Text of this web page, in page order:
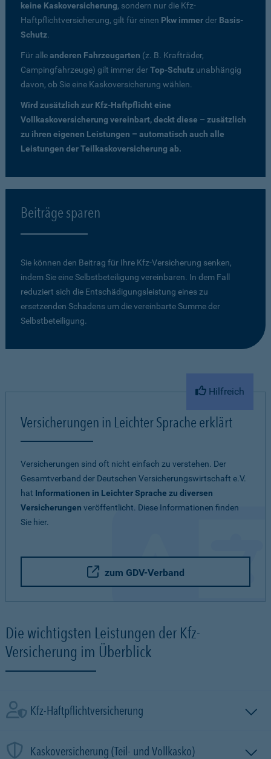
keine Kaskoversicherung, sondern nur die Kfz-
Haftpflichtversicherung, gilt für einen Pkw immerder Basis-
Schutz.
Für alleanderen Fahrzeugarten (z. B. Krafträder,
Campingfahrzeuge) gilt immer derTop-Schutz unabhängig
davon, ob Sie eine Kaskoversicherung wählen.
Wird zusätzlich zur Kfz-Haftpflicht eine
Vollkaskoversicherung vereinbart, deckt diese – zusätzlich
zu ihren eigenen Leistungen – automatisch auch alle
Leistungen der Teilkaskoversicherung ab.
Beiträge sparen
Sie können den Beitrag für Ihre Kfz-Versicherung senken,
indem Sie eine Selbstbeteiligung vereinbaren. In dem Fall
reduziert sich die Entschädigungsleistung eines zu
ersetzenden Schadens um die vereinbarte Summe der
Selbstbeteiligung.
Hilfreich
Versicherungen in Leichter Sprache erklärt
Versicherungen sind oft nicht einfach zu verstehen. Der
Gesamtverband der Deutschen Versicherungswirtschaft e.V.
hat Informationen in Leichter Sprache zu diversen
Versicherungen veröffentlicht. Diese Informationen finden
Sie hier.
zum GDV-Verband
Die wichtigsten Leistungen der Kfz-
Versicherung im Überblick
Kfz-Haftpflichtversicherung
Kaskoversicherung (Teil- und Vollkasko)